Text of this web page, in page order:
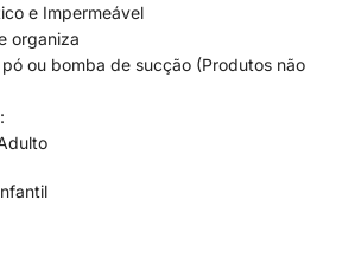
e Impermeável
organiza
ou bomba de sucção (Produtos não